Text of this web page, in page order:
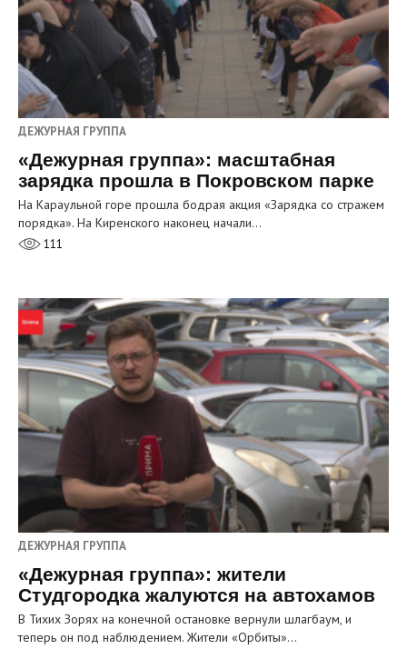
ДЕЖУРНАЯ ГРУППА
«Дежурная группа»: масштабная
зарядка прошла в Покровском парке
На Караульной горе прошла бодрая акция «Зарядка со стражем
порядка». На Киренского наконец начали…
111
ДЕЖУРНАЯ ГРУППА
«Дежурная группа»: жители
Студгородка жалуются на автохамов
В Тихих Зорях на конечной остановке вернули шлагбаум, и
теперь он под наблюдением. Жители «Орбиты»…